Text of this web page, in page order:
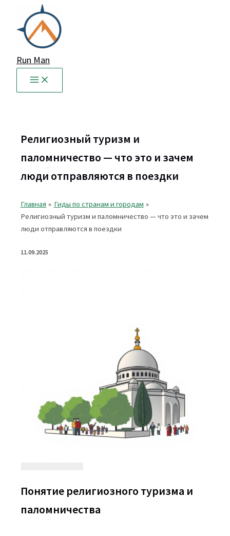
содержимому
Run Man
Религиозный туризм и
паломничество — что это и зачем
люди отправляются в поездки
Главная
Гиды по странам и городам
Религиозный туризм и паломничество — что это и зачем
люди отправляются в поездки
11.09.2025
Понятие религиозного туризма и
паломничества